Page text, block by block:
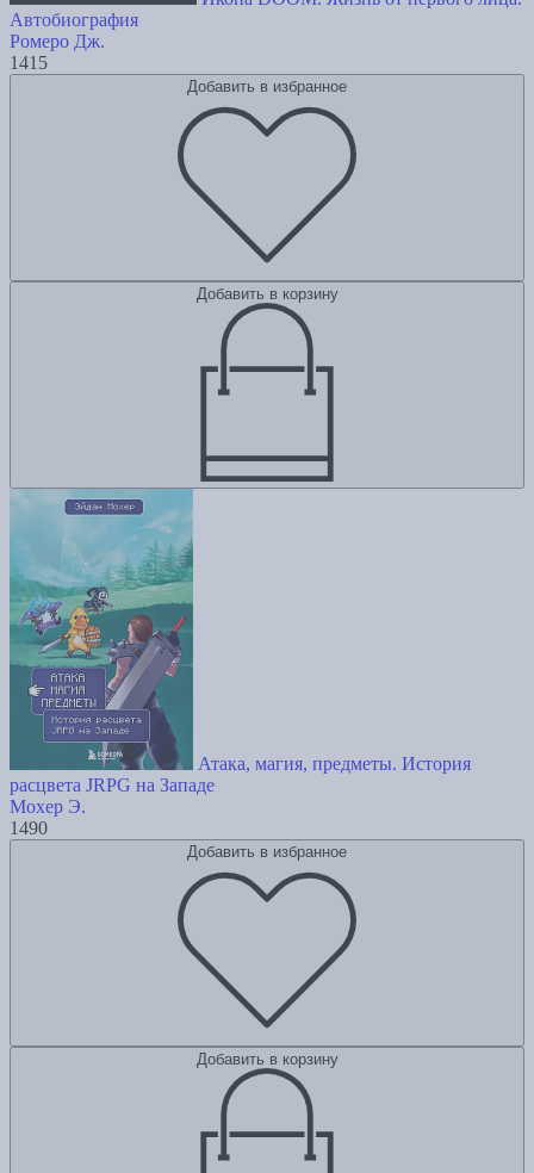
Автобиография
Ромеро Дж.
1415
Добавить в избранное
Добавить в корзину
Атака, магия, предметы. История
расцвета JRPG на Западе
Мохер Э.
1490
Добавить в избранное
Добавить в корзину